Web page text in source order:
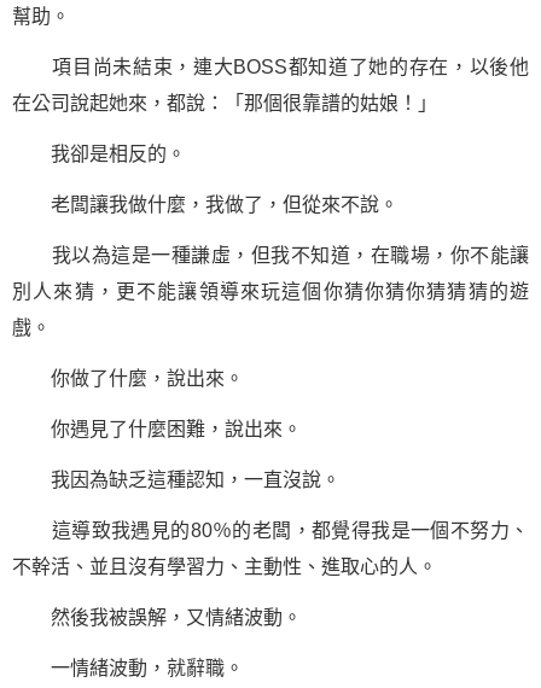
幫助。
項目尚未結束，連大BOSS都知道了她的存在，以後他
在公司說起她來，都說：「那個很靠譜的姑娘！」
我卻是相反的。
老闆讓我做什麼，我做了，但從來不說。
我以為這是一種謙虛，但我不知道，在職場，你不能讓
別人來猜，更不能讓領導來玩這個你猜你猜你猜猜猜的遊
戲。
你做了什麼，說出來。
你遇見了什麼困難，說出來。
我因為缺乏這種認知，一直沒說。
這導致我遇見的80％的老闆，都覺得我是一個不努力、
不幹活、並且沒有學習力、主動性、進取心的人。
然後我被誤解，又情緒波動。
一情緒波動，就辭職。